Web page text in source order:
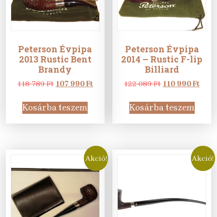
Peterson Évpipa
2013 Rustic Bent
Brandy
118 789Ft Original
was:
118
789 Ft.
107 990FtCurrent
990 Ft.
Kosárba teszem
Peterson Évpipa
2014 – Rustic F-lip
Billiard
122 089Ft Original
was:
122
089 Ft.
110 990Ft
990
Kosárba teszem
Akció! Akció!